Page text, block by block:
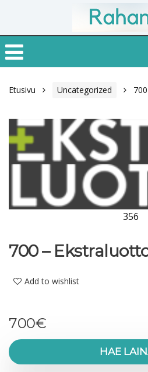
Etusivu Uncategorized
356
700 –
Add to wishlist
700€
HAE